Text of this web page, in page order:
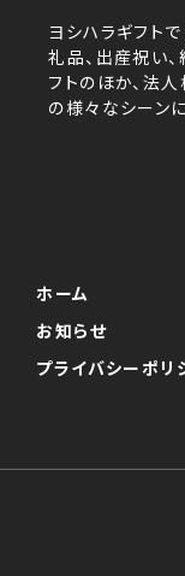
ヨシハラギフト
礼品、出産祝い
フトのほか、法
の様々なシーン
ホーム
お知らせ
プライバシーポリ